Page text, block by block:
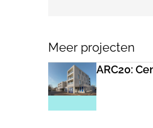
Meer projecten
ARC20: